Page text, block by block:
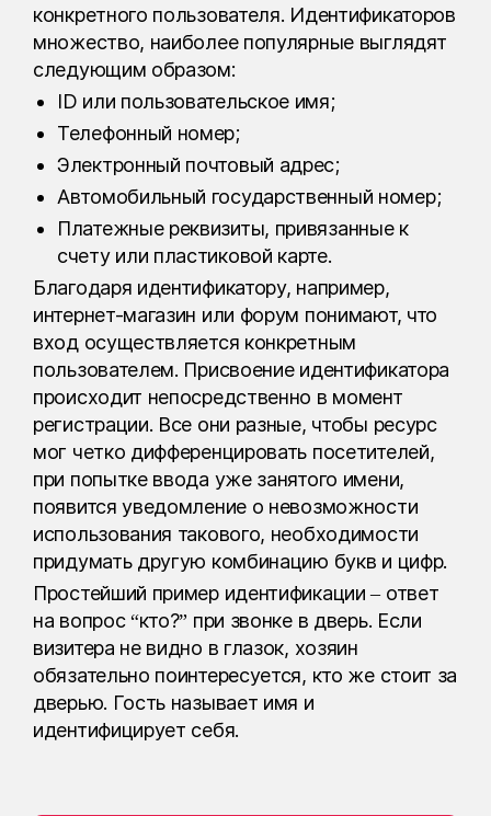
конкретного пользователя. Идентификаторов
множество, наиболее популярные выглядят
следующим образом:
ID или пользовательское имя;
Телефонный номер;
Электронный почтовый адрес;
Автомобильный государственный номер;
Платежные реквизиты, привязанные к
счету или пластиковой карте.
Благодаря идентификатору, например,
интернет-магазин или форум понимают, что
вход осуществляется конкретным
пользователем. Присвоение идентификатора
происходит непосредственно в момент
регистрации. Все они разные, чтобы ресурс
мог четко дифференцировать посетителей,
при попытке ввода уже занятого имени,
появится уведомление о невозможности
использования такового, необходимости
придумать другую комбинацию букв и цифр.
Простейший пример идентификации – ответ
на вопрос “кто?” при звонке в дверь. Если
визитера не видно в глазок, хозяин
обязательно поинтересуется, кто же стоит за
дверью. Гость называет имя и
идентифицирует себя.